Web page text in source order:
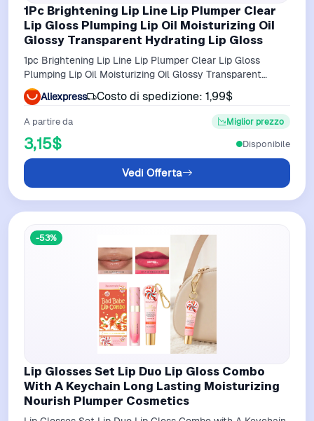
1Pc Brightening Lip Line Lip Plumper Clear
Lip Gloss Plumping Lip Oil Moisturizing Oil
Glossy Transparent Hydrating Lip Gloss
1pc Brightening Lip Line Lip Plumper Clear Lip Gloss
Plumping Lip Oil Moisturizing Oil Glossy Transparent
Hydrating Lip Gloss
Aliexpress Costo di spedizione: 1,99$
A partire da
3,15$
Miglior prezzo
Vedi Offerta
Disponibile
-53%
Lip Glosses Set Lip Duo Lip Gloss Combo
With A Keychain Long Lasting Moisturizing
Nourish Plumper Cosmetics